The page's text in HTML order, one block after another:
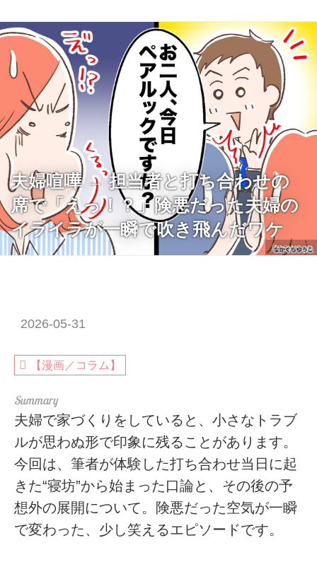
ftnews.jp
夫婦喧嘩 → 担当者と打ち合わせの
席で「えっ！？」険悪だった夫婦の
イライラが一瞬で吹き飛んだワケ
2026-05-31
【漫画／コラム】
夫婦で家づくりをしていると、小さなトラブ
ルが思わぬ形で印象に残ることがあります。
今回は、筆者が体験した打ち合わせ当日に起
きた“寝坊”から始まった口論と、その後の予
想外の展開について。険悪だった空気が一瞬
で変わった、少し笑えるエピソードです。